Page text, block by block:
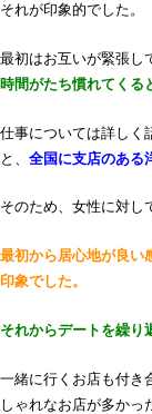
それが印象的でした。
最初はお互いが緊張し
時間がたち慣れてくる
仕事については詳しく
と、 全国に支店のある
そのため、女性に対し
最初から居心地が良い
印象でした。
それからデートを繰り
一緒に行くお店も付き
しゃれなお店が多かっ